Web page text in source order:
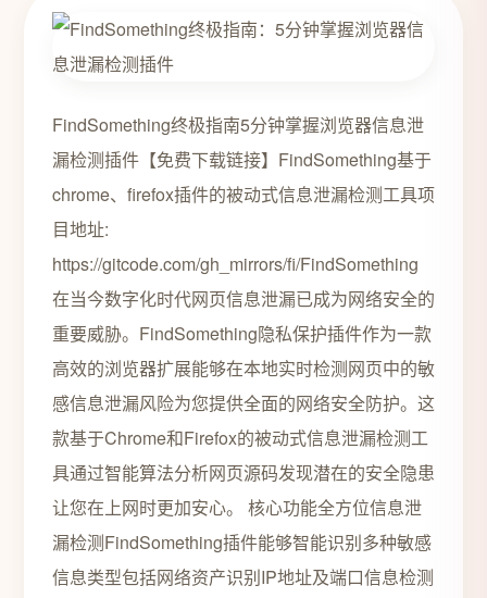
FindSomething终极指南5分钟掌握浏览器信息泄
漏检测插件【免费下载链接】FindSomething基于
chrome、firefox插件的被动式信息泄漏检测工具项
目地址:
https://gitcode.com/gh_mirrors/fi/FindSomething
在当今数字化时代网页信息泄漏已成为网络安全的
重要威胁。FindSomething隐私保护插件作为一款
高效的浏览器扩展能够在本地实时检测网页中的敏
感信息泄漏风险为您提供全面的网络安全防护。这
款基于Chrome和Firefox的被动式信息泄漏检测工
具通过智能算法分析网页源码发现潜在的安全隐患
让您在上网时更加安心。 核心功能全方位信息泄
漏检测FindSomething插件能够智能识别多种敏感
信息类型包括网络资产识别IP地址及端口信息检测